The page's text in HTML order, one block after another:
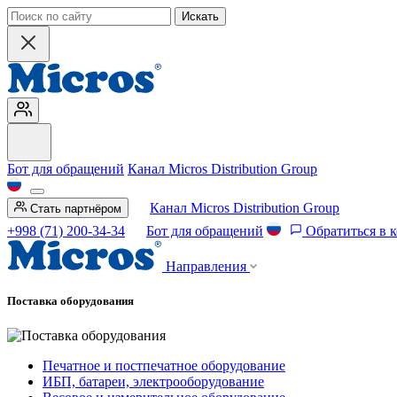
Искать
Бот для обращений Канал Micros Distribution Group
Стать партнёром
Канал Micros Distribution Group
+998 (71) 200-34-34
Бот для обращений Обратиться в
Направления
Поставка оборудования
Печатное и постпечатное оборудование
ИБП, батареи, электрооборудование